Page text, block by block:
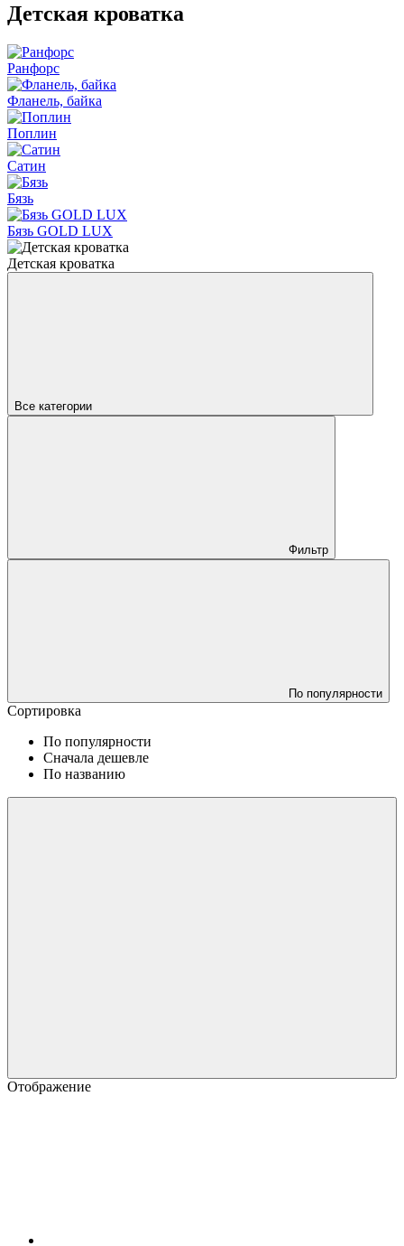
Детская кроватка
Ранфорс
Фланель, байка
Поплин
Сатин
Бязь
Бязь GOLD LUX
Детская кроватка
Все категории
Фильтр
По популярности
Сортировка
По популярности
Сначала дешевле
По названию
Отображение